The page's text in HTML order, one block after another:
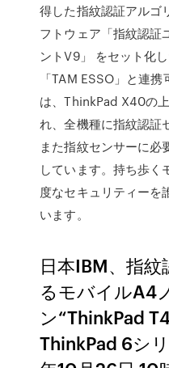
得した指紋認証アルゴ
フトウェア「指紋認証
ントV9」 をセット化
「TAM ESSO」と連
は、ThinkPad X40の
れ、全機種に指紋認証
また指紋センサーに必
しています。持ち歩く
度なセキュリティーを
います。
日本IBM、指
るモバイルA4
ン“ThinkPad
ThinkPad 6シ